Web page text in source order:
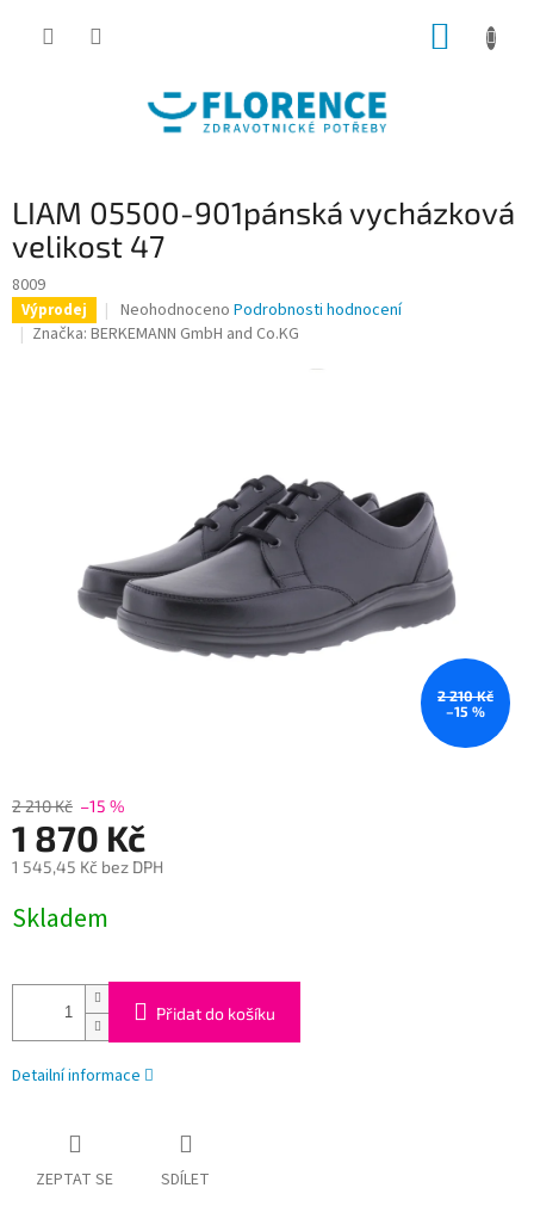
LIAM 05500-901pánská vycházková
velikost 47
8009
Výprodej
Průměrné
hodnocení
Neohodnoceno Podrobnosti hodnocení
Značka: BERKEMANN GmbH and Co.KG
2 210 Kč
–15 %
2 210 Kč –15 %
1 870 Kč
1 545,45 Kč bez DPH
cena:
Skladem
Přidat do košíku
Detailní informace
ZEPTAT SE SDÍLET